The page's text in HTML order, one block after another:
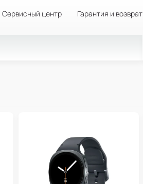
Сервисный центр Гарантия и возврат